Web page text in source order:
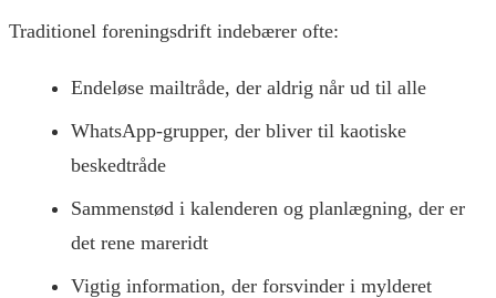
Traditionel foreningsdrift indebærer ofte:
Endeløse mailtråde, der aldrig når ud til alle
WhatsApp-grupper, der bliver til kaotiske
beskedtråde
Sammenstød i kalenderen og planlægning, der er
det rene mareridt
Vigtig information, der forsvinder i mylderet